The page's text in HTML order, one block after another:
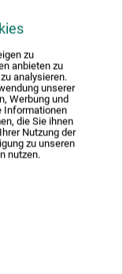
zu
anbieten zu
analysieren.
unserer
Werbung und
Informationen
die Sie ihnen
Nutzung der
zu unseren
nutzen.
Lämpar sig
2H-